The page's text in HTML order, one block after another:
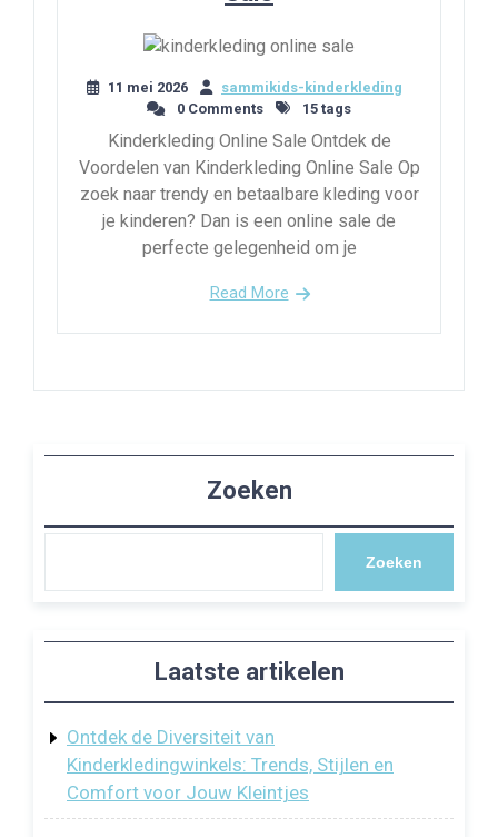
11 mei 2026
sammikids-kinderkleding
0 Comments
15 tags
Kinderkleding Online Sale Ontdek de
Voordelen van Kinderkleding Online Sale Op
zoek naar trendy en betaalbare kleding voor
je kinderen? Dan is een online sale de
perfecte gelegenheid om je
Read More
Zoeken
Zoeken
Laatste artikelen
Ontdek de Diversiteit van
Kinderkledingwinkels: Trends, Stijlen en
Comfort voor Jouw Kleintjes